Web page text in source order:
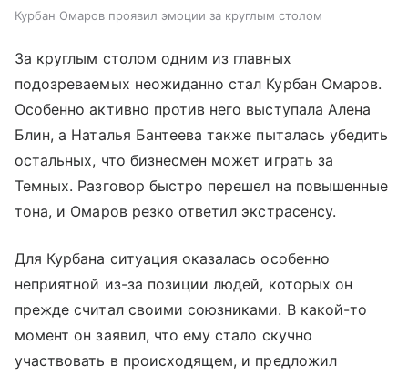
Курбан Омаров проявил эмоции за круглым столом
За круглым столом одним из главных
подозреваемых неожиданно стал Курбан Омаров.
Особенно активно против него выступала Алена
Блин, а Наталья Бантеева также пыталась убедить
остальных, что бизнесмен может играть за
Темных. Разговор быстро перешел на повышенные
тона, и Омаров резко ответил экстрасенсу.
Для Курбана ситуация оказалась особенно
неприятной из-за позиции людей, которых он
прежде считал своими союзниками. В какой-то
момент он заявил, что ему стало скучно
участвовать в происходящем, и предложил